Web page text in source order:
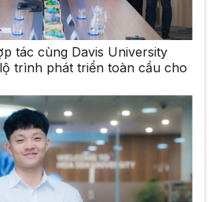
tác cùng Davis University
trình phát triển toàn cầu cho